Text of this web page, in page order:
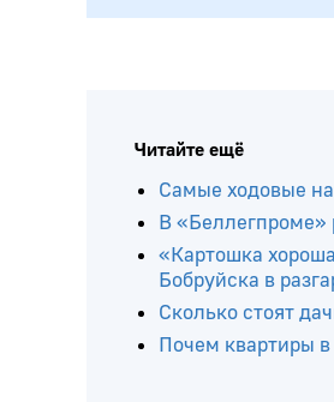
Читайте ещё
Самые ходовые
В «Беллегпроме»
«Картошка